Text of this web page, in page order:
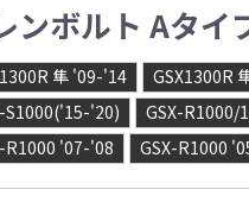
ンボルト Aタイ
隼 '09-'14 GSX1300R
S1000('15-'20)
GSX-R1000/
R1000 '07-'08
GSX-R1000